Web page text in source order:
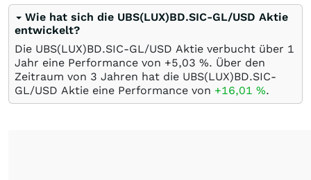
Wie hat sich die UBS(LUX)BD.SIC-GL/USD Aktie
entwickelt?
Die UBS(LUX)BD.SIC-GL/USD Aktie verbucht über 1
Jahr eine Performance von +5,03 %. Über den
Zeitraum von 3 Jahren hat die UBS(LUX)BD.SIC-
GL/USD Aktie eine Performance von +16,01 %.